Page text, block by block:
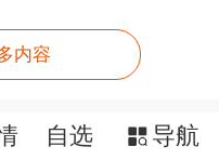
诉。五是引导境
财通等合法渠道
内容
自选 导航